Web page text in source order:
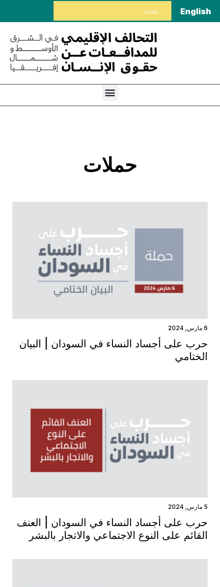
English
حملات
6 مارس, 2024
حرب على أجساد النساء في السودان | البيان
الختامي
5 مارس, 2024
حرب على أجساد النساء في السودان | العنف
القائم على النوع الاجتماعي والاتجار بالبشر